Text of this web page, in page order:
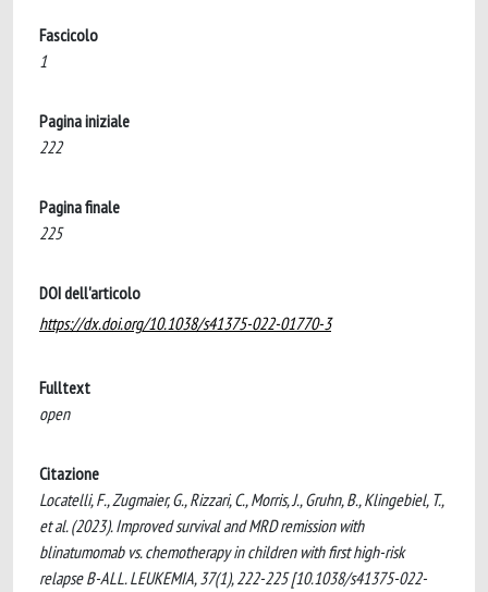
Fascicolo
1
Pagina iniziale
222
Pagina finale
225
DOI dell'articolo
https://dx.doi.org/10.1038/s41375-022-01770-3
Fulltext
open
Citazione
Locatelli, F., Zugmaier, G., Rizzari, C., Morris, J., Gruhn, B., Klingebiel, T.,
et al. (2023). Improved survival and MRD remission with
blinatumomab vs. chemotherapy in children with first high-risk
relapse B-ALL. LEUKEMIA, 37(1), 222-225 [10.1038/s41375-022-